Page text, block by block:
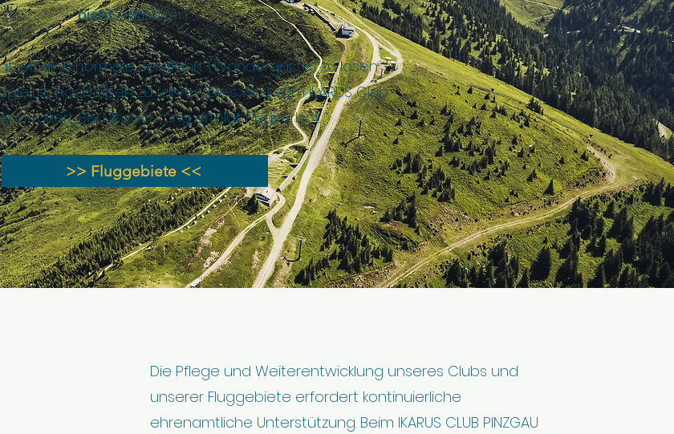
nichtenthalten.
eine normale Bergfahrt (Wandergäste) zu lösen
nach oben zu fahren. Dies wird vom IKARUS Club
Bei Missachtung erfolgt Flugverbot.
>> Fluggebiete <<
Die Pflege und Weiterentwicklung unseres Clubs und
unserer Fluggebiete erfordert kontinuierliche
ehrenamtliche Unterstützung. Beim IKARUS CLUB PINZGAU